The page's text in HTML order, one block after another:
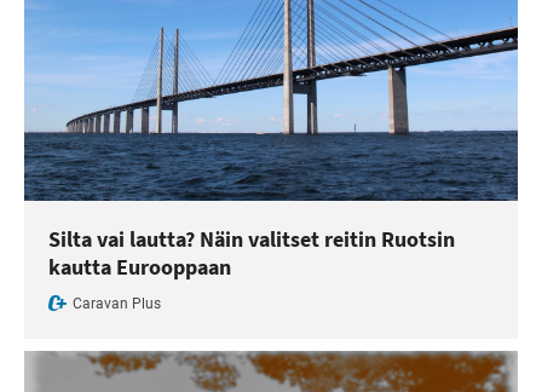
Silta vai lautta? Näin valitset reitin Ruotsin
kautta Eurooppaan
Caravan Plus